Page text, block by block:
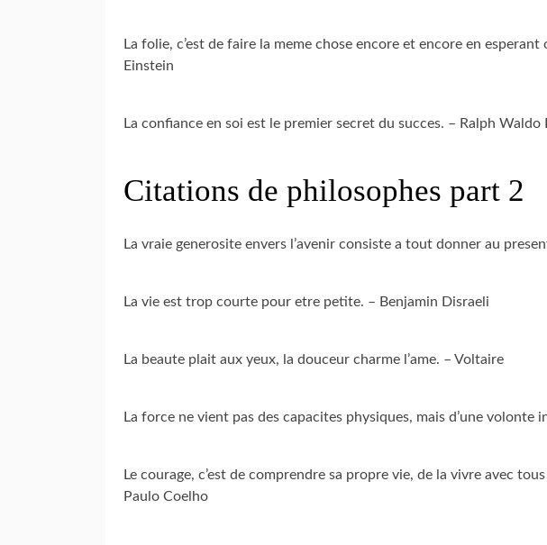
La folie, c’est de faire la meme chose encore et encore en
Einstein
La confiance en soi est le premier secret du succes. – Ralph Waldo
Citations de philosophes part 2
La vraie generosite envers l’avenir consiste a tout donner au
La vie est trop courte pour etre petite. – Benjamin Disraeli
La beaute plait aux yeux, la douceur charme l’ame. – Voltaire
La force ne vient pas des capacites physiques, mais d’une volonte
Le courage, c’est de comprendre sa propre vie, de la vivre avec
Paulo Coelho